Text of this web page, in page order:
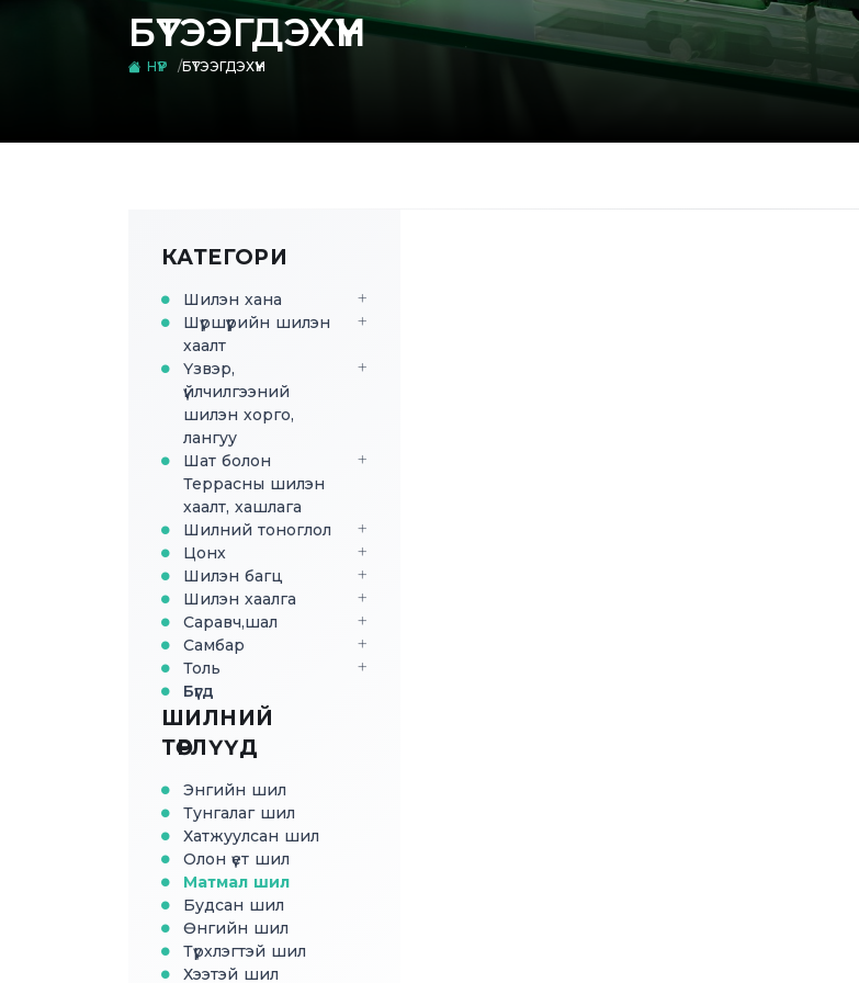
БҮТЭЭГДЭХҮҮН
НҮҮР БҮТЭЭГДЭХҮҮН
КАТЕГОРИ
Шилэн хана
Шүршүүрийн шилэн
хаалт
Үзвэр,
үйлчилгээний
шилэн хорго,
лангуу
Шат болон
Террасны шилэн
хаалт, хашлага
Шилний тоноглол
Цонх
Шилэн багц
Шилэн хаалга
Саравч,шал
Самбар
Толь
Бүгд
ШИЛНИЙ
ТӨРЛҮҮД
Энгийн шил
Тунгалаг шил
Хатжуулсан шил
Олон үет шил
Матмал шил
Будсан шил
Өнгийн шил
Түрхлэгтэй шил
Хээтэй шил